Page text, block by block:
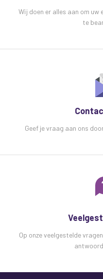
Wij doen er alles aan om uw
te
Geef je vraag aan ons
Op onze veelgestelde